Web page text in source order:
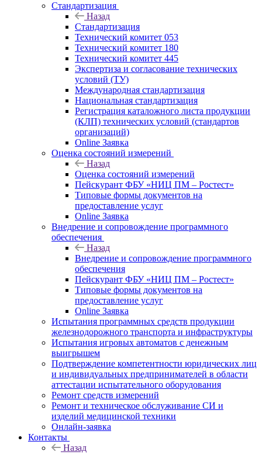
Стандартизация
Назад
Стандартизация
Технический комитет 053
Технический комитет 180
Технический комитет 445
Экспертиза и согласование технических
условий (ТУ)
Международная стандартизация
Национальная стандартизация
Регистрация каталожного листа продукции
(КЛП) технических условий (стандартов
организаций)
Online Заявка
Оценка состояний измерений
Назад
Оценка состояний измерений
Пейскурант ФБУ «НИЦ ПМ – Ростест»
Типовые формы документов на
предоставление услуг
Online Заявка
Внедрение и сопровождение программного
обеспечения
Назад
Внедрение и сопровождение программного
обеспечения
Пейскурант ФБУ «НИЦ ПМ – Ростест»
Типовые формы документов на
предоставление услуг
Online Заявка
Испытания программных средств продукции
железнодорожного транспорта и инфраструктуры
Испытания игровых автоматов с денежным
выигрышем
Подтверждение компетентности юридических лиц
и индивидуальных предпринимателей в области
аттестации испытательного оборудования
Ремонт средств измерений
Ремонт и техническое обслуживание СИ и
изделий медицинской техники
Онлайн-заявка
Контакты
Назад